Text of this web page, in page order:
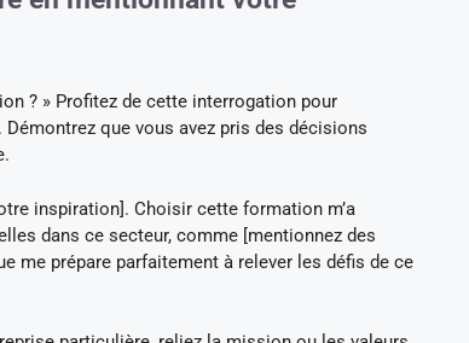
? » Profitez de cette interrogation pour
que vous avez pris des décisions
inspiration]. Choisir cette formation m’a
dans ce secteur, comme [mentionnez des
me prépare parfaitement à relever les défis de ce